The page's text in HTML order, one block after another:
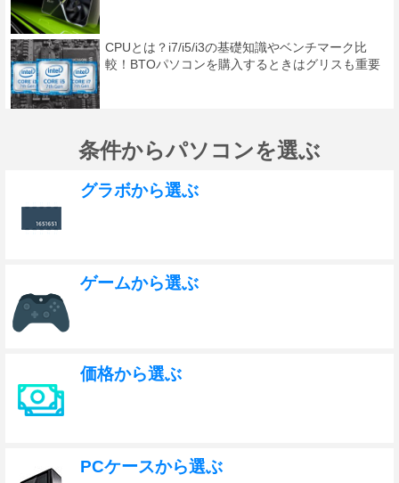
CPUとは？i7/i5/i3の基礎知識やベンチマーク比
較！BTOパソコンを購入するときはグリスも重要
条件からパソコンを選ぶ
グラボから選ぶ
ゲームから選ぶ
価格から選ぶ
PCケースから選ぶ